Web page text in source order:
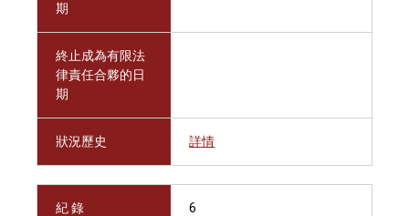
期
終止成為有限法
律責任合夥的日
期
狀況歷史 詳情
紀 錄 6